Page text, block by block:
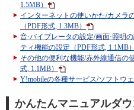
1.5MB）
インターネットの使いかた/カメラ
（PDF形式, 1.3MB）
音·バイブレータの設定/画面·照明
ティ機能の設定（PDF形式, 1.1MB）
その他の便利な機能/赤外線通信の
式, 1.1MB）
Y!mobileの各種サービス/ソフトウ
かんたんマニュアルダ